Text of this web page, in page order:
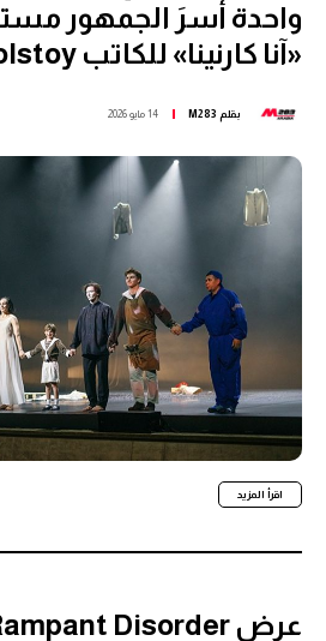
واحدة أسرَ الجمهور
«آنا كارنينا» للكاتب Leo Tolstoy
بقلم M283 14 مايو 2026
اقرأ المزيد